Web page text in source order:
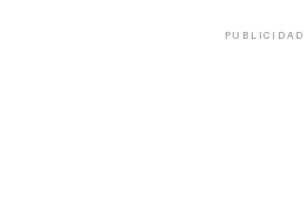
PUBLICIDAD